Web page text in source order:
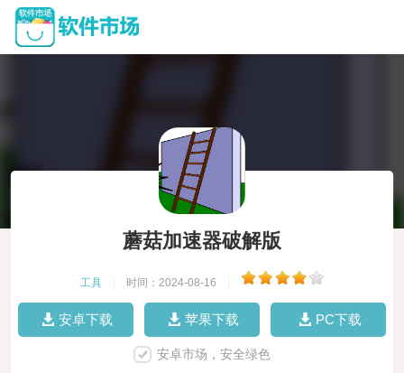
蘑菇加速器破解版
工具 时间：2024-08-16
安卓下载 苹果下载 PC下载
安卓市场，安全绿色